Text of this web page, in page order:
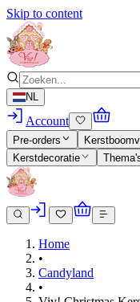
Skip to content
NL
Account
Pre-orders
Kerstdecoratie
Home
•
Candyland
•